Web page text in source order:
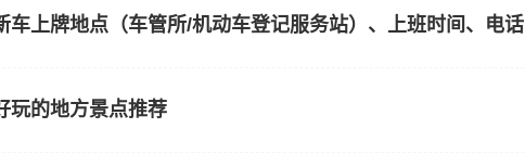
车上牌地点（车管所/机动车登记服务站）、上班时间、电话
玩的地方景点推荐